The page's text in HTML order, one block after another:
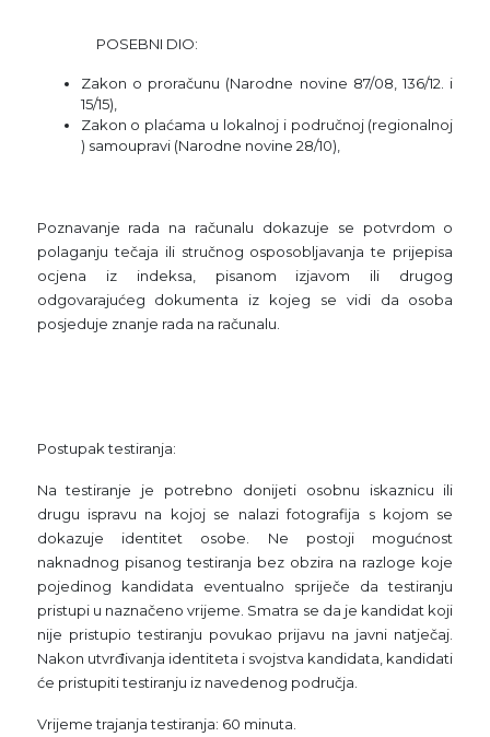
POSEBNI DIO:
Zakon o proračunu (Narodne novine 87/08, 136/12. i
15/15),
Zakon o plaćama u lokalnoj i područnoj (regionalnoj
) samoupravi (Narodne novine 28/10),
Poznavanje rada na računalu dokazuje se potvrdom o
polaganju tečaja ili stručnog osposobljavanja te prijepisa
ocjena iz indeksa, pisanom izjavom ili drugog
odgovarajućeg dokumenta iz kojeg se vidi da osoba
posjeduje znanje rada na računalu.
Postupak testiranja:
Na testiranje je potrebno donijeti osobnu iskaznicu ili
drugu ispravu na kojoj se nalazi fotografija s kojom se
dokazuje identitet osobe. Ne postoji mogućnost
naknadnog pisanog testiranja bez obzira na razloge koje
pojedinog kandidata eventualno spriječe da testiranju
pristupi u naznačeno vrijeme. Smatra se da je kandidat koji
nije pristupio testiranju povukao prijavu na javni natječaj.
Nakon utvrđivanja identiteta i svojstva kandidata, kandidati
će pristupiti testiranju iz navedenog područja.
Vrijeme trajanja testiranja: 60 minuta.